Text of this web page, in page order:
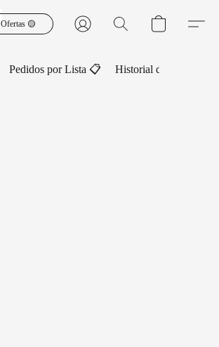
Ofertas 🟡
Pedidos por Lista 📋 Historial de Pedidos